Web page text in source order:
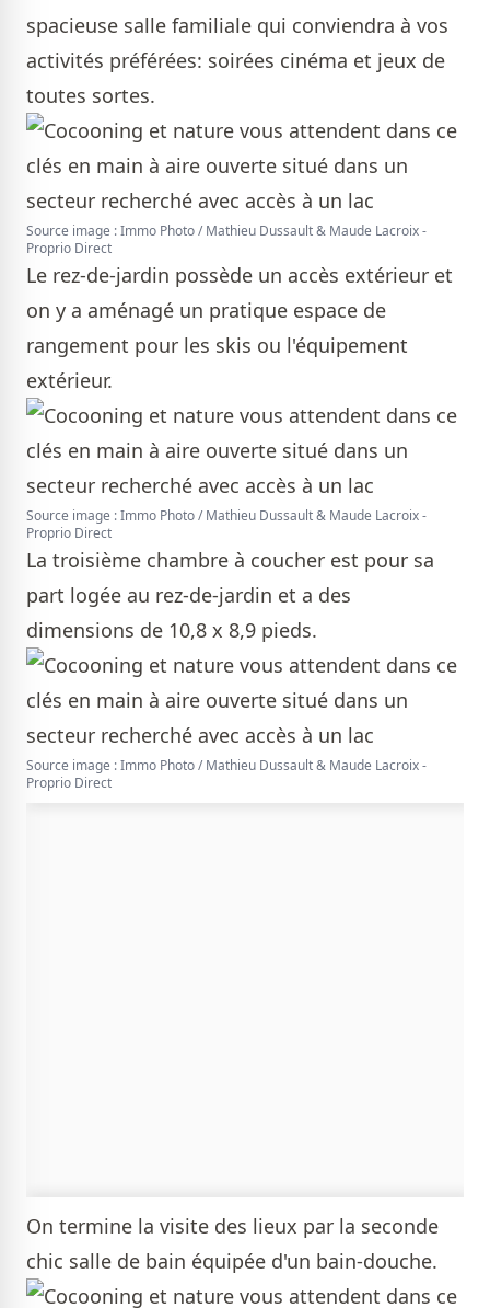
spacieuse salle familiale qui conviendra à vos
activités préférées: soirées cinéma et jeux de
toutes sortes.
Source image : Immo Photo / Mathieu Dussault & Maude Lacroix -
Proprio Direct
Le rez-de-jardin possède un accès extérieur et
on y a aménagé un pratique espace de
rangement pour les skis ou l'équipement
extérieur.
Source image : Immo Photo / Mathieu Dussault & Maude Lacroix -
Proprio Direct
La troisième chambre à coucher est pour sa
part logée au rez-de-jardin et a des
dimensions de 10,8 x 8,9 pieds.
Source image : Immo Photo / Mathieu Dussault & Maude Lacroix -
Proprio Direct
On termine la visite des lieux par la seconde
chic salle de bain équipée d'un bain-douche.